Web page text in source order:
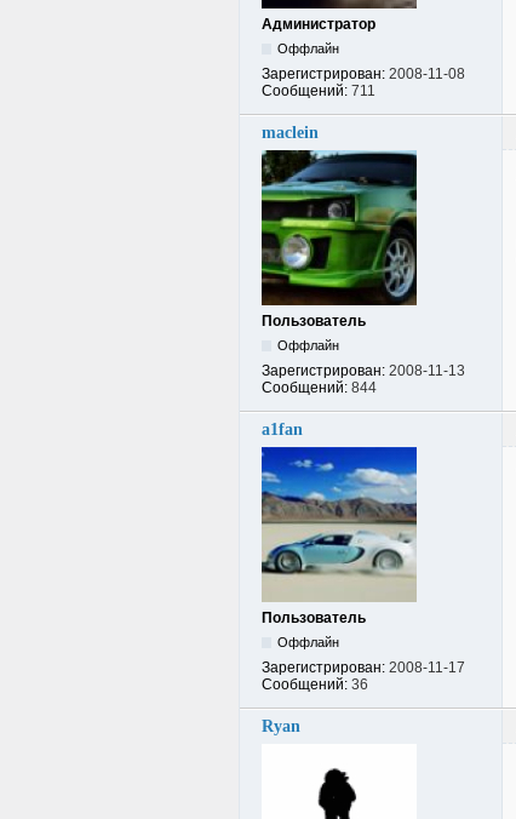
Администратор
Оффлайн
Зарегистрирован: 2008-11-08
Сообщений: 711
maclein
Пользователь
Оффлайн
Зарегистрирован: 2008-11-13
Сообщений: 844
a1fan
Пользователь
Оффлайн
Зарегистрирован: 2008-11-17
Сообщений: 36
Ryan